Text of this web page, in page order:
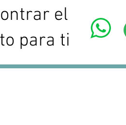
el
para ti